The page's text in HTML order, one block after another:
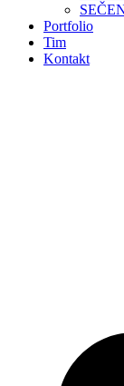
Portfolio
Tim
Kontakt